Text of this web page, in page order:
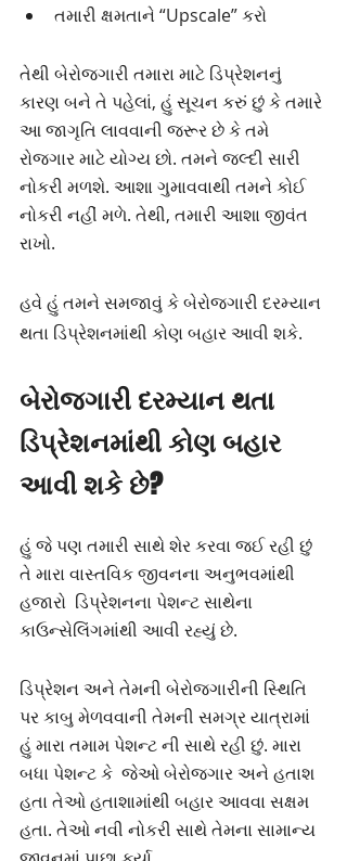
તમારી ક્ષમતાને “Upscale” કરો
તેથી બેરોજગારી તમારા માટે ડિપ્રેશનનું
કારણ બને તે પહેલાં, હું સૂચન કરું છું કે તમારે
આ જાગૃતિ લાવવાની જરૂર છે કે તમે
રોજગાર માટે યોગ્ય છો. તમને જલ્દી સારી
નોકરી મળશે. આશા ગુમાવવાથી તમને કોઈ
નોકરી નહીં મળે. તેથી, તમારી આશા જીવંત
રાખો.
હવે હું તમને સમજાવું કે બેરોજગારી દરમ્યાન
થતા ડિપ્રેશનમાંથી કોણ બહાર આવી શકે.
બેરોજગારી દરમ્યાન થતા
ડિપ્રેશનમાંથી કોણ બહાર
આવી શકે છે?
હું જે પણ તમારી સાથે શેર કરવા જઈ રહી છું
તે મારા વાસ્તવિક જીવનના અનુભવમાંથી
હજારો  ડિપ્રેશનના પેશન્ટ સાથેના
કાઉન્સેલિંગમાંથી આવી રહ્યું છે.
ડિપ્રેશન અને તેમની બેરોજગારીની સ્થિતિ
પર કાબુ મેળવવાની તેમની સમગ્ર યાત્રામાં
હું મારા તમામ પેશન્ટ ની સાથે રહી છું. મારા
બધા પેશન્ટ કે  જેઓ બેરોજગાર અને હતાશ
હતા તેઓ હતાશામાંથી બહાર આવવા સક્ષમ
હતા. તેઓ નવી નોકરી સાથે તેમના સામાન્ય